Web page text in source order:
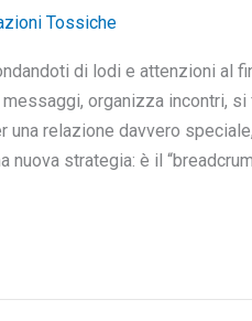
Tossiche
di lodi e attenzioni al
organizza incontri,
relazione davvero
nuova strategia: è il